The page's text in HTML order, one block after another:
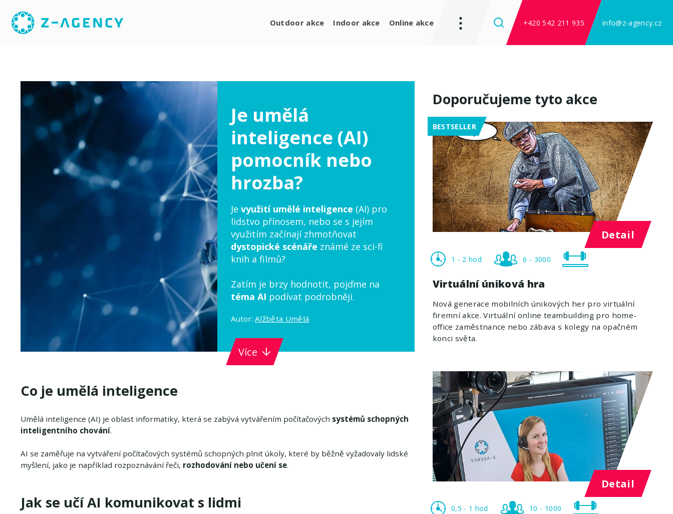
Outdoor akce Indoor akce Online akce +420 542 211 935 info@z-agency.cz
Je umělá
inteligence (AI)
pomocník nebo
hrozba?
Je využití umělé inteligence (AI) pro
lidstvo přínosem, nebo se s jejím
využitím začínají zhmotňovat
dystopické scénáře známé ze sci-fi
knih a filmů?
Zatím je brzy hodnotit, pojďme na
téma AI podívat podrobněji.
Autor: Alžběta Umělá
Více
Co je umělá inteligence
Umělá inteligence (AI) je oblast informatiky, která se zabývá vytvářením počítačových systémů schopných
inteligentního chování.
AI se zaměřuje na vytváření počítačových systémů schopných plnit úkoly, které by běžně vyžadovaly lidské
myšlení, jako je například rozpoznávání řeči, rozhodování nebo učení se.
Jak se učí AI komunikovat s lidmi
Doporučujeme tyto akce
BESTSELLER
Detail
1 - 2 hod 6 - 3000
Virtuální úniková hra
Nová generace mobilních únikových her pro virtuální
firemní akce. Virtuální online teambuilding pro home-
office zaměstnance nebo zábava s kolegy na opačném
konci světa.
Detail
0,5 - 1 hod 10 - 1000